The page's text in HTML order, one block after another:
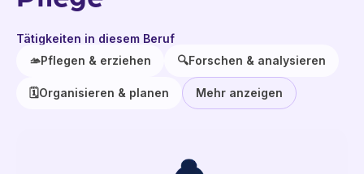
Tätigkeiten in diesem Beruf
🫴Pflegen & erziehen 🔍Forschen & analysieren
🗓️Organisieren & planen Mehr anzeigen